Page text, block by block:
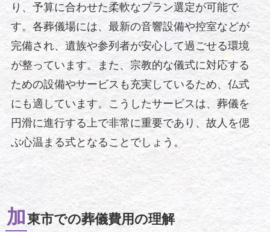
り、予算に合わせた柔軟なプラン選定が可能で
す。各葬儀場には、最新の音響設備や控室などが
完備され、遺族や参列者が安心して過ごせる環境
が整っています。また、宗教的な儀式に対応する
ための設備やサービスも充実しているため、仏式
にも適しています。こうしたサービスは、葬儀を
円滑に進行する上で非常に重要であり、故人を偲
ぶ心温まる式となることでしょう。
加東市での葬儀費用の理解